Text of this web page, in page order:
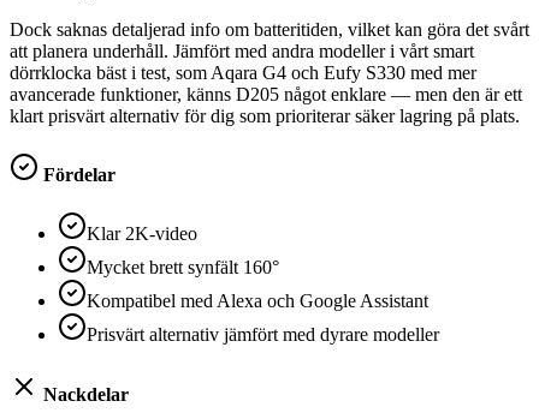
Dock saknas detaljerad info om batteritiden, vilket kan göra det svårt
att planera underhåll. Jämfört med andra modeller i vårt smart
dörrklocka bäst i test, som Aqara G4 och Eufy S330 med mer
avancerade funktioner, känns D205 något enklare — men den är ett
klart prisvärt alternativ för dig som prioriterar säker lagring på plats.
Fördelar
Klar 2K-video
Mycket brett synfält 160°
Kompatibel med Alexa och Google Assistant
Prisvärt alternativ jämfört med dyrare modeller
Nackdelar